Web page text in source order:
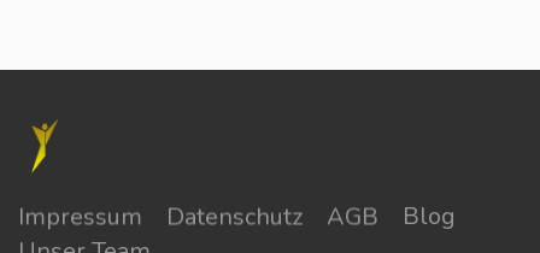
Impressum Datenschutz AGB
Blog